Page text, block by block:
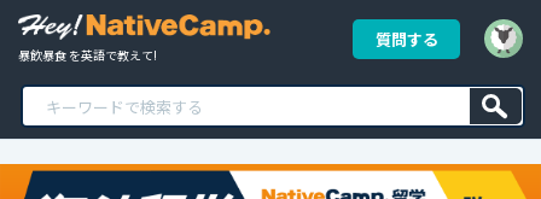
暴飲暴食 を英語で教えて!
質問する